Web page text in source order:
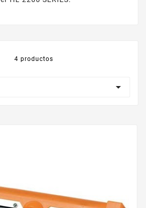
4 productos
